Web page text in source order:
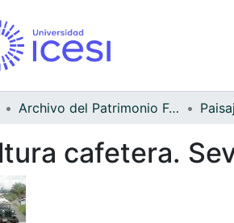
Archivo del Patrimonio Fotográfico y Fílmico del Valle del Cauca
cafetera.